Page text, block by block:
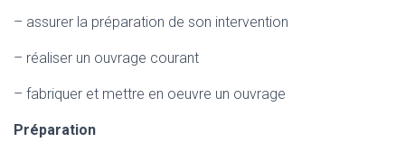
– assurer la préparation de son intervention
– réaliser un ouvrage courant
– fabriquer et mettre en oeuvre un ouvrage
Préparation